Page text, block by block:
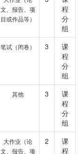
文、报告、项
目或作品等）
程
分
组
笔试（闭卷） 3
课
程
分
组
其他 3
课
程
分
组
大作业（论
文、报告、项
2
课
程